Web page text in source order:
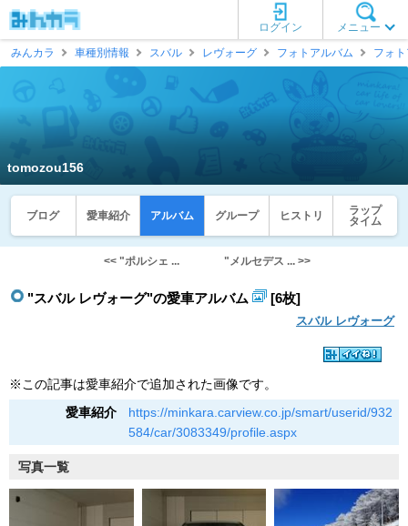
メニュー
ログイン
みんカラ
車種別情報 スバル レヴォーグ フォトアルバム フォ
tomozou156
ブログ 愛車紹介 アルバム グループ ヒストリ
ラップ
タイム
<< "ポルシェ ... "メルセデス ... >>
"スバル レヴォーグ"の愛車アルバム [6枚]
スバル レヴォーグ
※この記事は愛車紹介で追加された画像です。
愛車紹介
https://minkara.carview.co.jp/smart/userid/932
584/car/3083349/profile.aspx
写真一覧